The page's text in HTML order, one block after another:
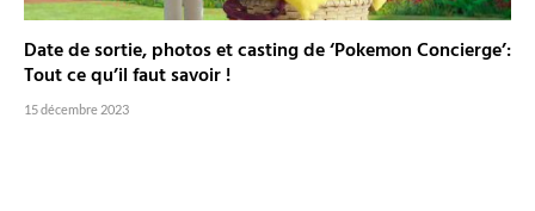
Date de sortie, photos et casting de ‘Pokemon Concierge’:
Tout ce qu’il faut savoir !
15 décembre 2023